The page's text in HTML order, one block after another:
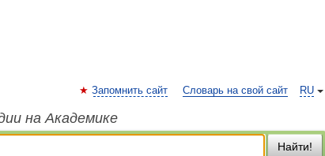
RU
Запомнить сайт Словарь на свой сайт
на Академике
Найти!